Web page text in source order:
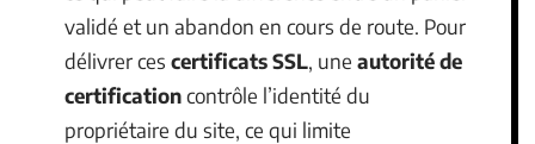
validé et un abandon en cours de route. Pour
délivrer ces certificats SSL, une autorité de
certificationcontrôle l’identité du
propriétaire du site, ce qui limite